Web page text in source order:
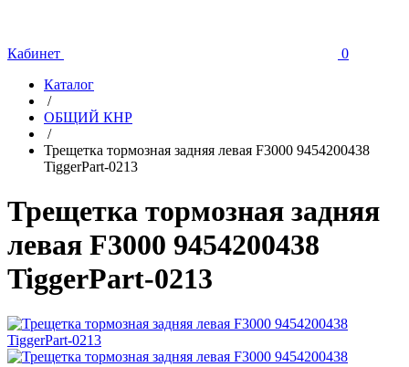
Кабинет
0
Каталог
/
ОБЩИЙ КНР
/
Трещетка тормозная задняя левая F3000 9454200438
TiggerPart-0213
Трещетка тормозная задняя
левая F3000 9454200438
TiggerPart-0213